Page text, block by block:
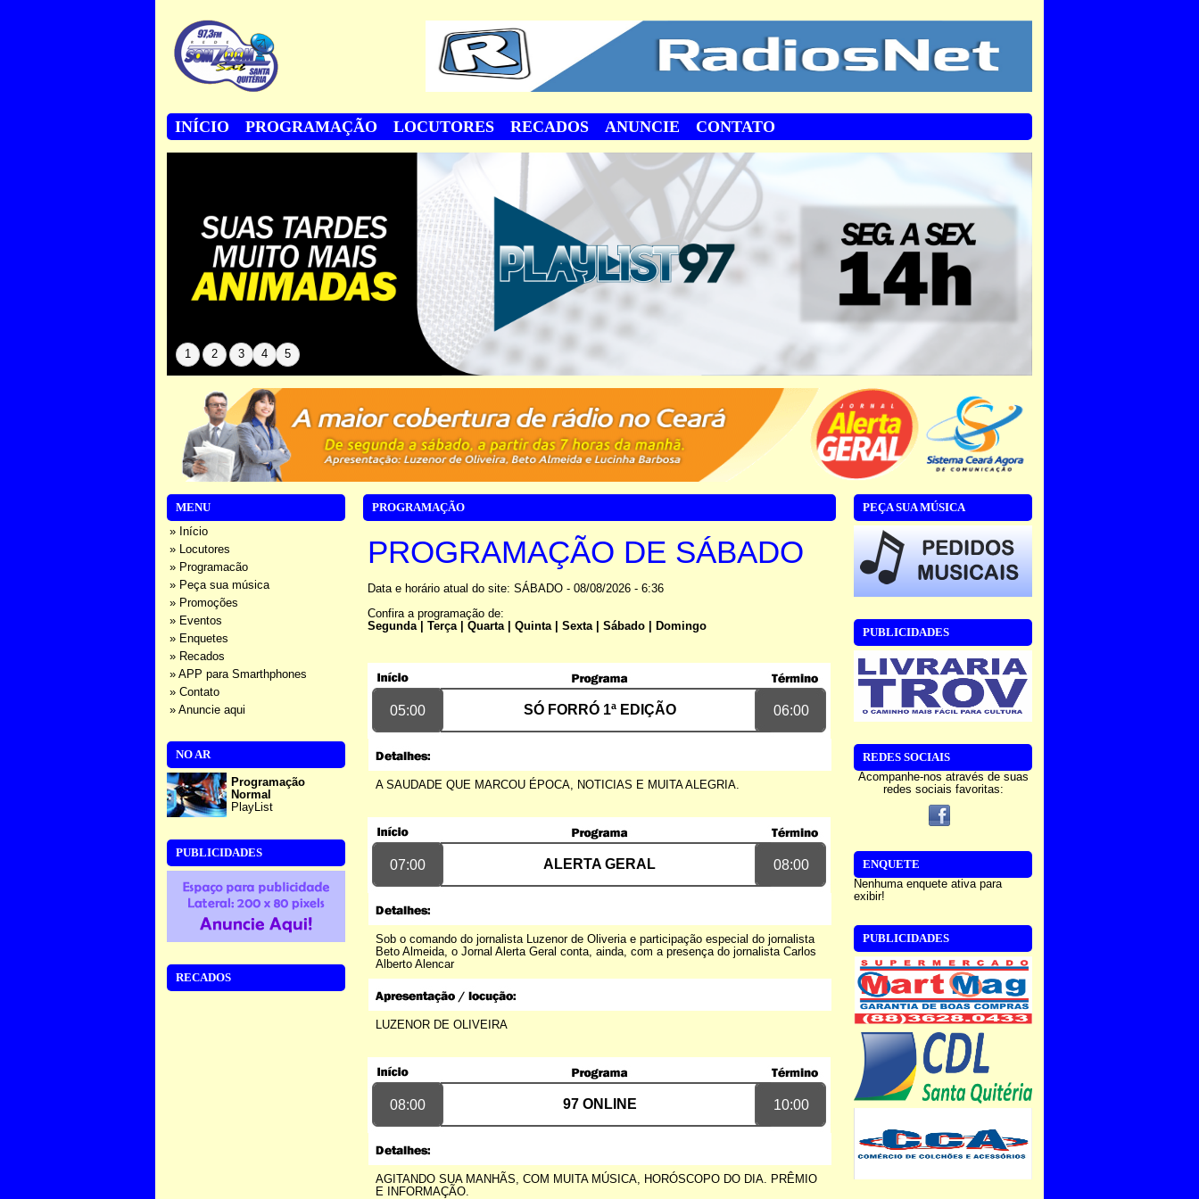
INÍCIO PROGRAMAÇÃO LOCUTORES RECADOS ANUNCIE CONTATO
1 2 3 4 5
MENU
» Início
» Locutores
» Programacão
» Peça sua música
» Promoções
» Eventos
» Enquetes
» Recados
» APP para Smarthphones
» Contato
» Anuncie aqui
NO AR
Programação
Normal
PlayList
PUBLICIDADES
RECADOS
PROGRAMAÇÃO
PROGRAMAÇÃO DE SÁBADO
Data e horário atual do site: SÁBADO - 08/08/2026 - 6:36
Confira a programação de:
Segunda| Terça| Quarta| Quinta| Sexta| Sábado Domingo
SÓ FORRÓ 1ª EDIÇÃO
05:00 06:00
A SAUDADE QUE MARCOU ÉPOCA, NOTICIAS E MUITA ALEGRIA.
ALERTA GERAL
07:00 08:00
Sob o comando do jornalista Luzenor de Oliveria e participação especial do jornalista
Beto Almeida, o Jornal Alerta Geral conta, ainda, com a presença do jornalista Carlos
Alberto Alencar
LUZENOR DE OLIVEIRA
97 ONLINE
08:00 10:00
AGITANDO SUA MANHÃS, COM MUITA MÚSICA, HORÓSCOPO DO DIA. PRÊMIO
E INFORMAÇÃO.
PEÇA SUA MÚSICA
PUBLICIDADES
REDES SOCIAIS
Acompanhe-nos através de suas
redes sociais favoritas:
ENQUETE
Nenhuma enquete ativa para
exibir!
PUBLICIDADES